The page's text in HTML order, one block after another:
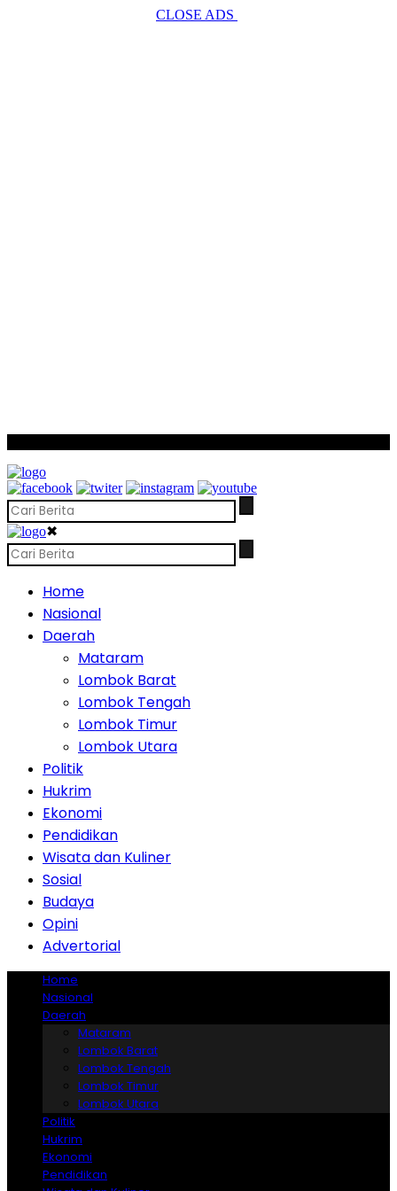
CLOSE ADS
✖
Home
Nasional
Daerah
Mataram
Lombok Barat
Lombok Tengah
Lombok Timur
Lombok Utara
Politik
Hukrim
Ekonomi
Pendidikan
Wisata dan Kuliner
Sosial
Budaya
Opini
Advertorial
Home
Nasional
Daerah
Mataram
Lombok Barat
Lombok Tengah
Lombok Timur
Lombok Utara
Politik
Hukrim
Ekonomi
Pendidikan